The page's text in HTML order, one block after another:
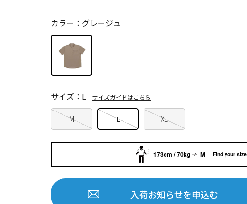
カラー：グレージュ
M L XL
サイズ：L サイズガイドはこちら
入荷お知らせを申込む
173cm / 70kg M Find your size